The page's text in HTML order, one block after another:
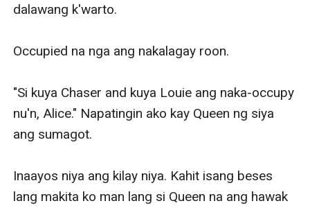
dalawang k'warto.
Occupied na nga ang nakalagay roon.
"Si kuya Chaser and kuya Louie ang naka-occupy
nu'n, Alice." Napatingin ako kay Queen ng siya
ang sumagot.
Inaayos niya ang kilay niya. Kahit isang beses
lang makita ko man lang si Queen na ang hawak